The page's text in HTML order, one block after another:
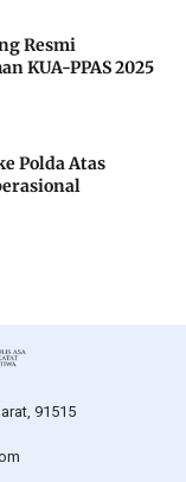
Resmi
KUA-PPAS 2025
Polda Atas
91515